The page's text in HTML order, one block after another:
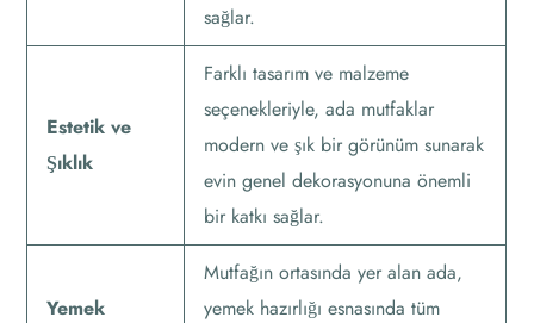
sağlar.
Estetik ve
Şıklık
Farklı tasarım ve malzeme
seçenekleriyle, ada mutfaklar
modern ve şık bir görünüm sunarak
evin genel dekorasyonuna önemli
bir katkı sağlar.
Yemek
Mutfağın ortasında yer alan ada,
yemek hazırlığı esnasında tüm